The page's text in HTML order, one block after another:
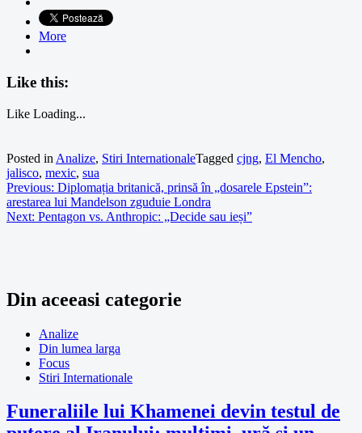
More
Like this:
Like Loading...
Posted in Analize, Stiri InternationaleTagged cjng, El Mencho,
jalisco, mexic, sua
Navigare
în
Previous: Diplomația britanică, prinsă în „dosarele Epstein”:
arestarea lui Mandelson zguduie Londra
Next: Pentagon vs. Anthropic: „Decide sau ieși”
Din aceeasi categorie
Analize
Din lumea larga
Focus
Stiri Internationale
Funeraliile lui Khamenei devin testul de